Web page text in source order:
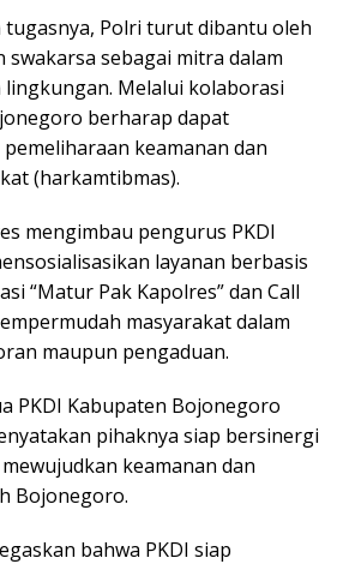
tugasnya, Polri turut dibantu oleh
sebagai mitra dalam
lingkungan. Melalui kolaborasi
berharap dapat
keamanan dan
(harkamtibmas).
mengimbau pengurus PKDI
layanan berbasis
“Matur Pak Kapolres” dan Call
masyarakat dalam
maupun pengaduan.
PKDI Kabupaten Bojonegoro
pihaknya siap bersinergi
keamanan dan
Bojonegoro.
bahwa PKDI siap